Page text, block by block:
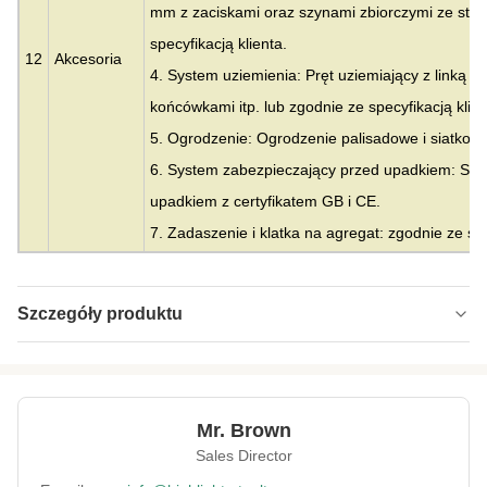
12 Akcesoria
mm z zaciskami oraz szynami zbiorczymi ze
specyfikacją klienta.
4. System uziemienia: Pręt uziemiający z linką
końcówkami itp. lub zgodnie ze specyfikacją
5. Ogrodzenie: Ogrodzenie palisadowe i
6. System zabezpieczający przed upadkiem:
upadkiem z certyfikatem GB i CE.
7. Zadaszenie i klatka na agregat: zgodnie ze
Szczegóły produktu
Height: 0-300m
pojedynczy monopol
Certification: SGS, CE, ISO
Mr. Brown
Sales Director